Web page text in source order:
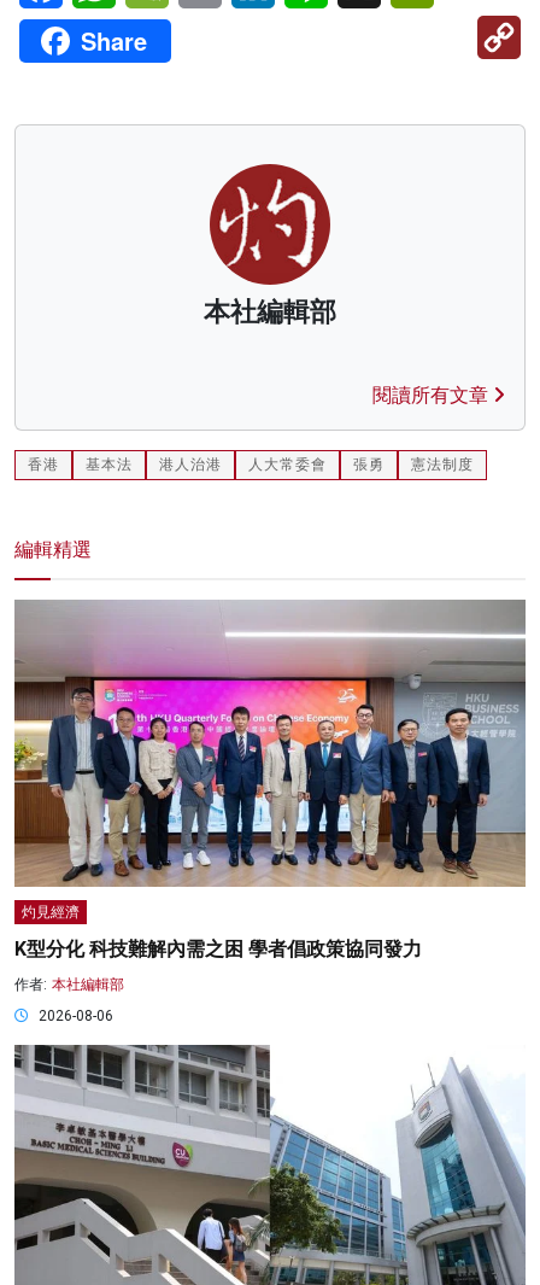
Share
本社編輯部
閱讀所有文章
香港 基本法 港人治港 人大常委會 張勇 憲法制度
編輯精選
灼見經濟
K型分化 科技難解內需之困 學者倡政策協同發力
作者: 本社編輯部
2026-08-06